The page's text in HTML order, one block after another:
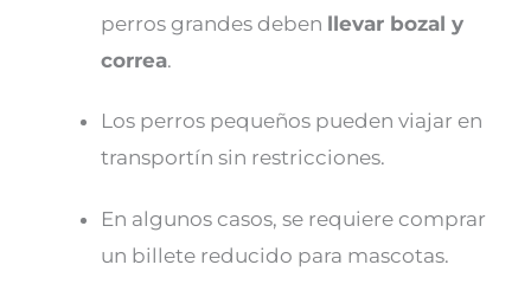
perros grandes deben llevar bozal y
correa.
Los perros pequeños pueden viajar en
transportín sin restricciones.
En algunos casos, se requiere comprar
un billete reducido para mascotas.